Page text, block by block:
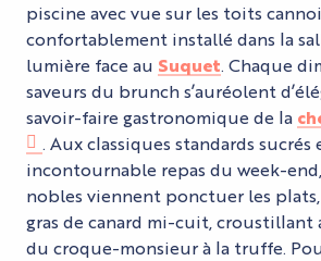
piscine avec vue sur les toits
confortablement installé dans la
lumière face au Suquet. Chaque
saveurs du brunch s’auréolent
savoir-faire gastronomique de la
. Aux classiques standards sucrés
incontournable repas du week-
nobles viennent ponctuer les
gras de canard mi-cuit, croustillant
du croque-monsieur à la truffe.